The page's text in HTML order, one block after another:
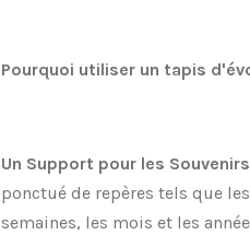
Pourquoi utiliser un tapis
Un Support pour les Souvenirs
ponctué de repères tels que
semaines, les mois et les